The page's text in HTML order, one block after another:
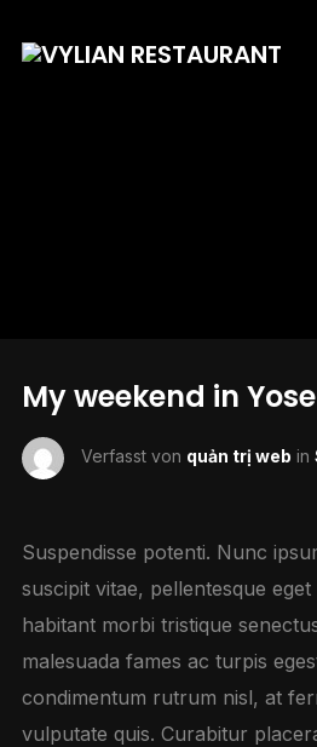
My weekend in
Verfasst von quản trị web in
Suspendisse potenti. Nunc
suscipit vitae, pellentesque
habitant morbi tristique
malesuada fames ac turpis
condimentum rutrum nisl, at
vulputate quis. Curabitur